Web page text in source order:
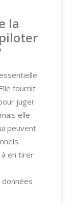
la
fournit
juger
elle
peuvent
en tirer